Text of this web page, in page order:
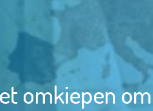
omkiepen